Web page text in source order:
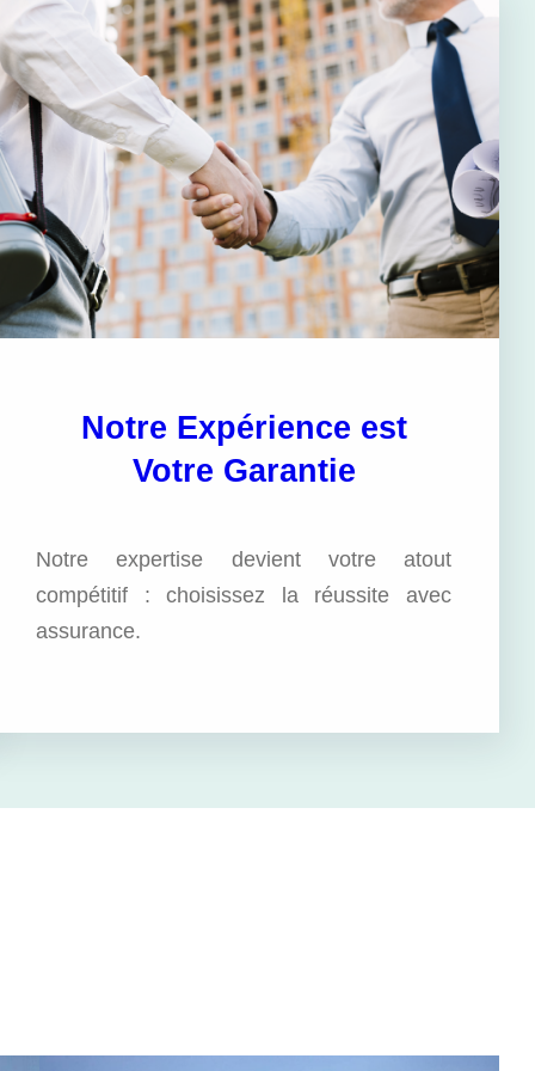
Notre Expérience est
Votre Garantie
Notre expertise devient votre atout
compétitif : choisissez la réussite avec
assurance.